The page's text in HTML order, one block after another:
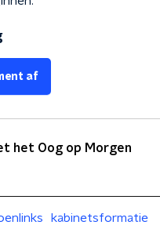
af
het Oog op Morgen
kabinetsformatie